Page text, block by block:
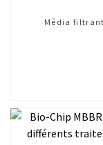
Média